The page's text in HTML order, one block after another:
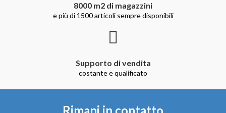
8000 m2 di magazzini
e più di 1500 articoli sempre disponibili
Supporto di vendita
costante e qualificato